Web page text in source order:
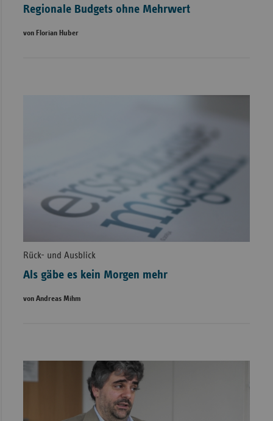
Regionale Budgets ohne Mehrwert
von Florian Huber
Rück- und Ausblick
Als gäbe es kein Morgen mehr
von Andreas Mihm